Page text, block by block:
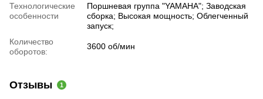
Технологические
особенности
Поршневая группа "YAMAHA"; Заводская
сборка; Высокая мощность; Облегченный
запуск;
Количество
оборотов:
3600 об/мин
Отзывы 1